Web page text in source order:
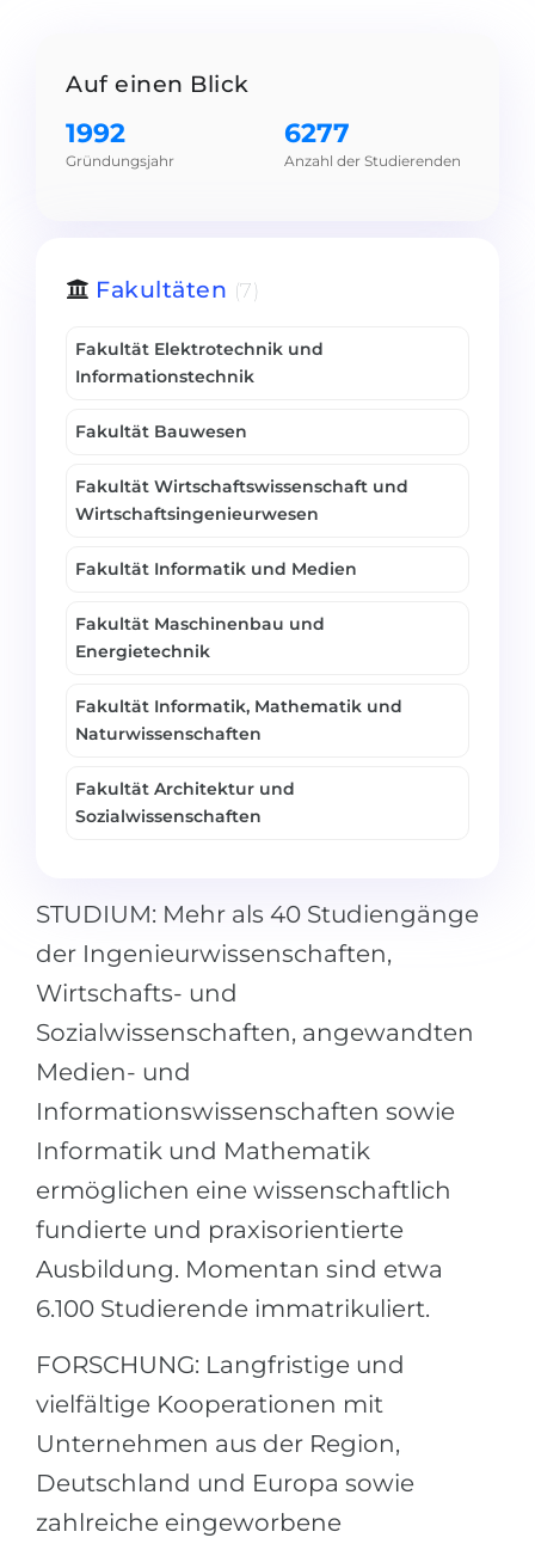
Auf einen Blick
1992
Gründungsjahr
6277
Anzahl der Studierenden
Fakultäten (7)
Fakultät Elektrotechnik und
Informationstechnik
Fakultät Bauwesen
Fakultät Wirtschaftswissenschaft und
Wirtschaftsingenieurwesen
Fakultät Informatik und Medien
Fakultät Maschinenbau und
Energietechnik
Fakultät Informatik, Mathematik und
Naturwissenschaften
Fakultät Architektur und
Sozialwissenschaften
STUDIUM: Mehr als 40 Studiengänge
der Ingenieurwissenschaften,
Wirtschafts- und
Sozialwissenschaften, angewandten
Medien- und
Informationswissenschaften sowie
Informatik und Mathematik
ermöglichen eine wissenschaftlich
fundierte und praxisorientierte
Ausbildung. Momentan sind etwa
6.100 Studierende immatrikuliert.
FORSCHUNG: Langfristige und
vielfältige Kooperationen mit
Unternehmen aus der Region,
Deutschland und Europa sowie
zahlreiche eingeworbene